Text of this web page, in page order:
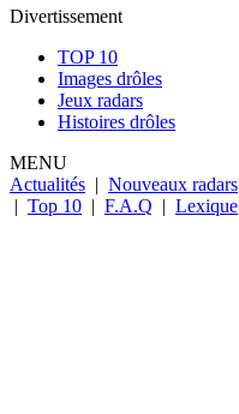
Divertissement
TOP 10
Images drôles
Jeux radars
Histoires drôles
MENU
Actualités | Nouveaux radars
| Top 10 | F.A.Q | Lexique